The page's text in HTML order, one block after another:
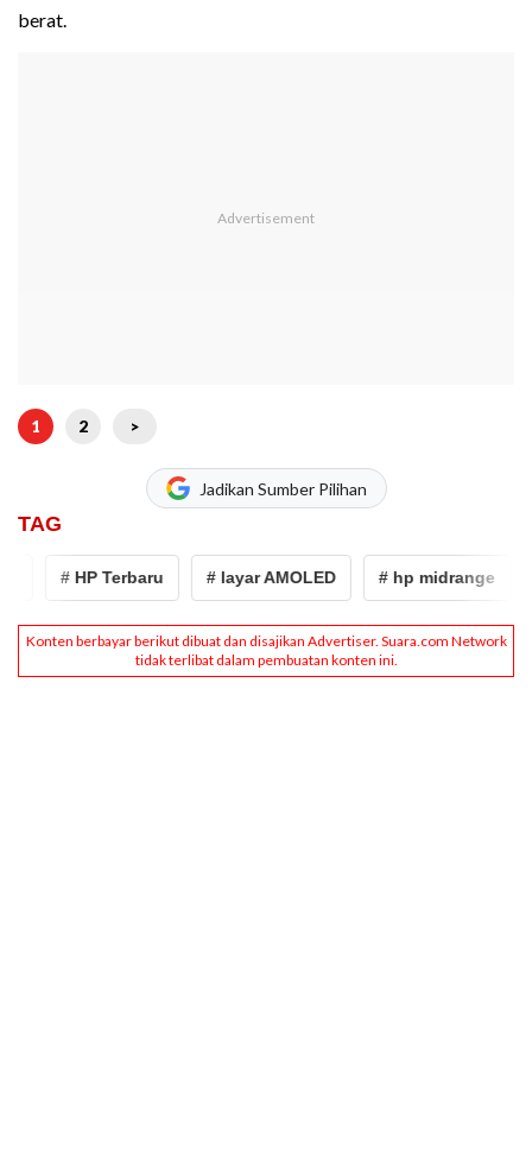
berat.
1 2 >
Jadikan Sumber Pilihan
TAG
# HP Terbaru # layar AMOLED # hp midrange